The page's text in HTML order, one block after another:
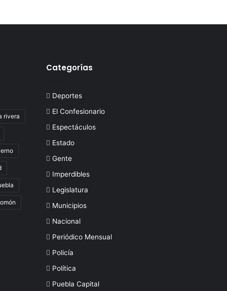
rivera
Categorías
Deportes
El Confesionario
Espectáculos
Estado
Gente
Imperdibles
Legislatura
Municipios
Nacional
Periódico Mensual
Policía
Política
Puebla Capital